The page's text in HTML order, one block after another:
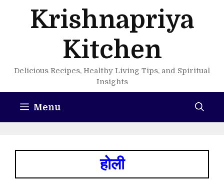
Krishnapriya
Kitchen
Delicious Recipes, Healthy Living Tips, and Spiritual
Insights
Menu
होली